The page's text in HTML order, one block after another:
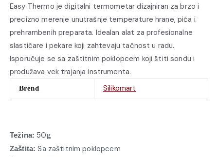
Easy Thermo je digitalni termometar dizajniran za brzo i
precizno merenje unutrašnje temperature hrane, pića i
prehrambenih preparata. Idealan alat za profesionalne
slastičare i pekare koji zahtevaju tačnost u radu.
Isporučuje se sa zaštitnim poklopcem koji štiti sondu i
produžava vek trajanja instrumenta.
Brend Silikomart
Težina: 50g
Zaštita: Sa zaštitnim poklopcem